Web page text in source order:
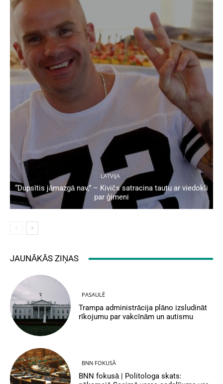
LATVIJA
“Dupsītis jāmazgā nav,” – Kivičs satracina tautu ar viedokli
par ģimeni
JAUNĀKĀS ZIŅAS
PASAULĒ
Trampa administrācija plāno izsludināt
rīkojumu par vakcīnām un autismu
BNN FOKUSĀ
BNN fokusā | Politologa skats: